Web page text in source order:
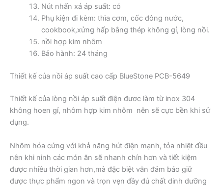
Nút nhấn xả áp suất: có
Phụ kiện đi kèm: thìa cơm, cốc đông nước,
cookbook,xửng hấp bằng thép không gỉ, lòng nồi.
nồi hợp kim nhôm
Bảo hành: 24 tháng
Thiết kế của nồi áp suất cao cấp BlueStone PCB-5649
Thiết kế của lòng nồi áp suất điện đươc làm từ inox 304
không hoen gỉ, nhôm hợp kim nhôm nên sẽ cực bền khi sử
dụng.
Nhôm hóa cứng với khả năng hút điện mạnh, tỏa nhiệt đều
nên khi ninh các món ăn sẽ nhanh chín hơn và tiết kiệm
được nhiều thời gian hơn,mà đặc biệt vẫn đảm bảo giữ
được thực phẩm ngon và trọn vẹn đầy đủ chất dinh dưỡng